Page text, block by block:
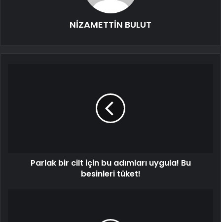
NİZAMETTİN BULUT
Parlak bir cilt için bu adımları uygula! Bu
besinleri tüket!